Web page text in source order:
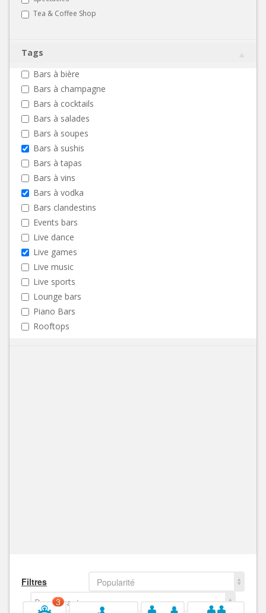
Tea & Coffee Shop
Tags
Bars à bière
Bars à champagne
Bars à cocktails
Bars à salades
Bars à soupes
Bars à sushis
Bars à tapas
Bars à vins
Bars à vodka
Bars clandestins
Events bars
Live dance
Live games
Live music
Live sports
Lounge bars
Piano Bars
Rooftops
Filtres
Popularité
Decroissant
3